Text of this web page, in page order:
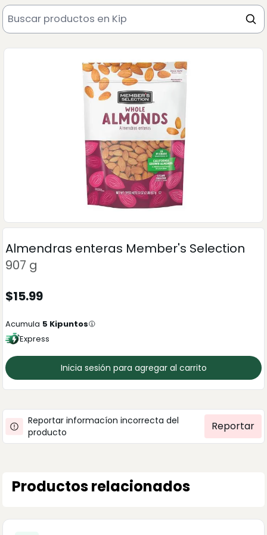
Almendras enteras Member's Selection
907 g
$15.99
Acumula 5 Kipuntos
Express
Inicia sesión para agregar al carrito
Reportar informacíon incorrecta del
producto
Reportar
Productos relacionados